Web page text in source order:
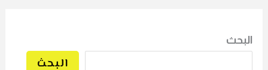
البحث